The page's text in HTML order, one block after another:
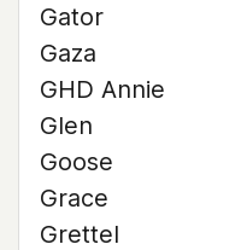
Gator
Gaza
GHD Annie
Glen
Goose
Grace
Grettel